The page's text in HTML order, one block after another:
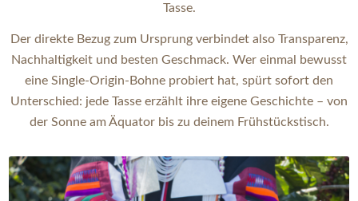
Tasse.
Der direkte Bezug zum Ursprung verbindet also Transparenz,
Nachhaltigkeit und besten Geschmack. Wer einmal bewusst
eine Single-Origin-Bohne probiert hat, spürt sofort den
Unterschied: jede Tasse erzählt ihre eigene Geschichte – von
der Sonne am Äquator bis zu deinem Frühstückstisch.